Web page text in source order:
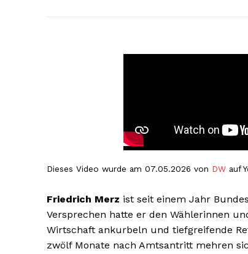
Dieses Video wurde am 07.05.2026 von DW auf
Friedrich Merz ist seit einem Jahr
Versprechen hatte er den Wählerinnen
Wirtschaft ankurbeln und tiefgreifende
zwölf Monate nach Amtsantritt mehren